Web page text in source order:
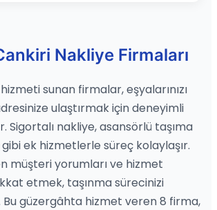
Nakliye Firmaları
sunan firmalar, eşyalarınızı
ulaştırmak için deneyimli
Sigortalı nakliye, asansörlü taşıma
ek hizmetlerle süreç kolaylaşır.
müşteri yorumları ve hizmet
etmek, taşınma sürecinizi
güzergâhta hizmet veren 8 firma,